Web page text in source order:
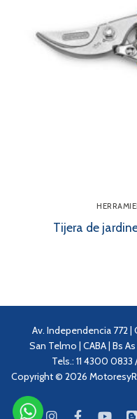
Tijera de
Av. Independencia 772 |
San Telmo | CABA | Bs
Tels.: 11 4300 0833
Copyright © 2026